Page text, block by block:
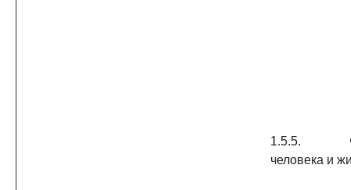
1.5.5.
человека и